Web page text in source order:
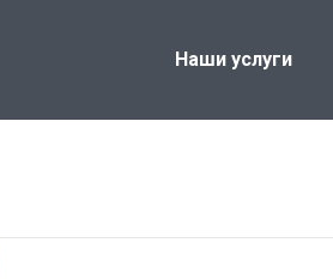
Наши услуги